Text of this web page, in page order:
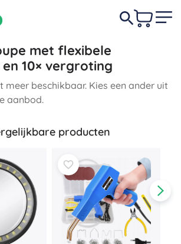
met flexibele
10× vergroting
meer beschikbaar. Kies een ander uit
aanbod.
producten